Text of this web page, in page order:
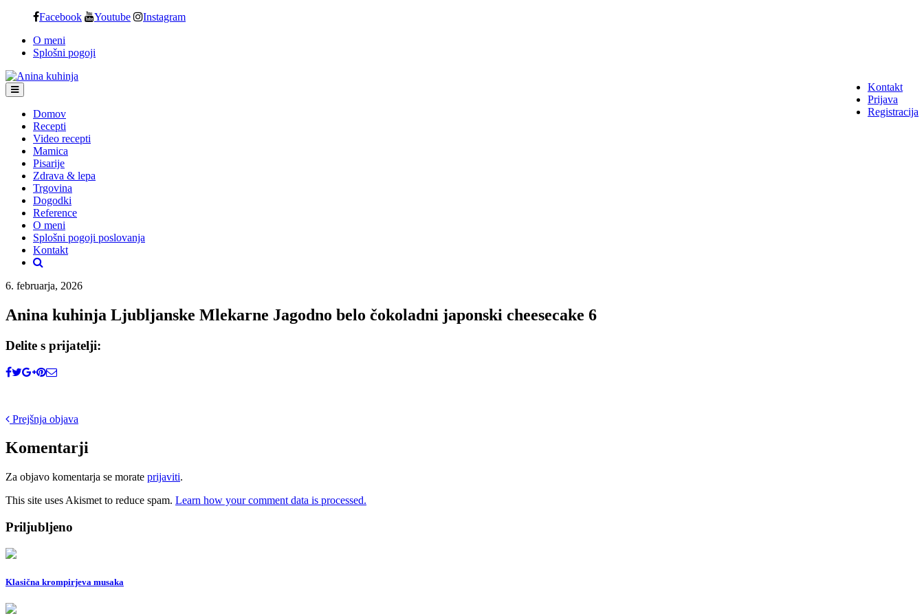
content
Facebook Youtube Instagram
O meni
Splošni pogoji
Kontakt
Prijava
Registracija
Domov
Recepti
Video recepti
Mamica
Pisarije
Zdrava & lepa
Trgovina
Dogodki
Reference
O meni
Splošni pogoji poslovanja
Kontakt
6. februarja, 2026
Anina kuhinja Ljubljanske Mlekarne Jagodno belo čokoladni japonski cheesecake 6
Delite s prijatelji:
Post
navigation
Prejšnja objava
Komentarji
Za objavo komentarja se morate prijaviti.
This site uses Akismet to reduce spam. Learn how your comment data is processed.
Priljubljeno
Klasična krompirjeva musaka